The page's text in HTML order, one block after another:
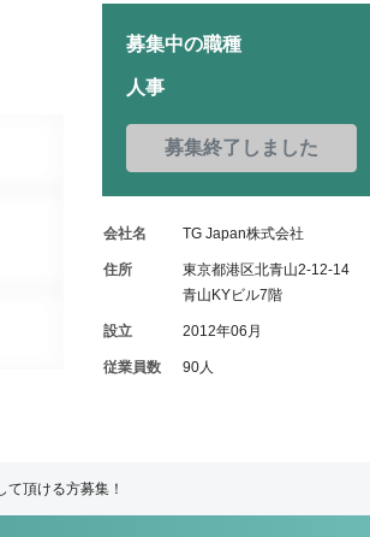
募集中の職種
人事
募集終了しました
会社名 TG Japan株式会社
住所
東京都港区北青山2-12-14
青山KYビル7階
設立 2012年06月
従業員数 90人
て頂ける方募集！